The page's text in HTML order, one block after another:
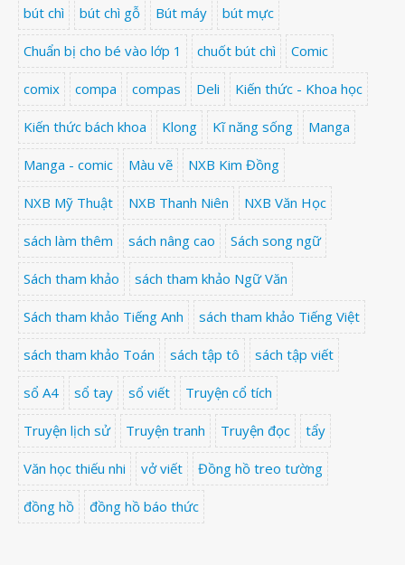
bút chì bút chì gỗ Bút máy bút mực
Chuẩn bị cho bé vào lớp 1 chuốt bút chì Comic
comix compa compas Deli Kiến thức - Khoa học
Kiến thức bách khoa Klong Kĩ năng sống Manga
Manga - comic Màu vẽ NXB Kim Đồng
NXB Mỹ Thuật NXB Thanh Niên NXB Văn Học
sách làm thêm sách nâng cao Sách song ngữ
Sách tham khảo sách tham khảo Ngữ Văn
Sách tham khảo Tiếng Anh sách tham khảo Tiếng Việt
sách tham khảo Toán sách tập tô sách tập viết
sổ A4 sổ tay sổ viết Truyện cổ tích
Truyện lịch sử Truyện tranh Truyện đọc tẩy
Văn học thiếu nhi vở viết Đồng hồ treo tường
đồng hồ đồng hồ báo thức